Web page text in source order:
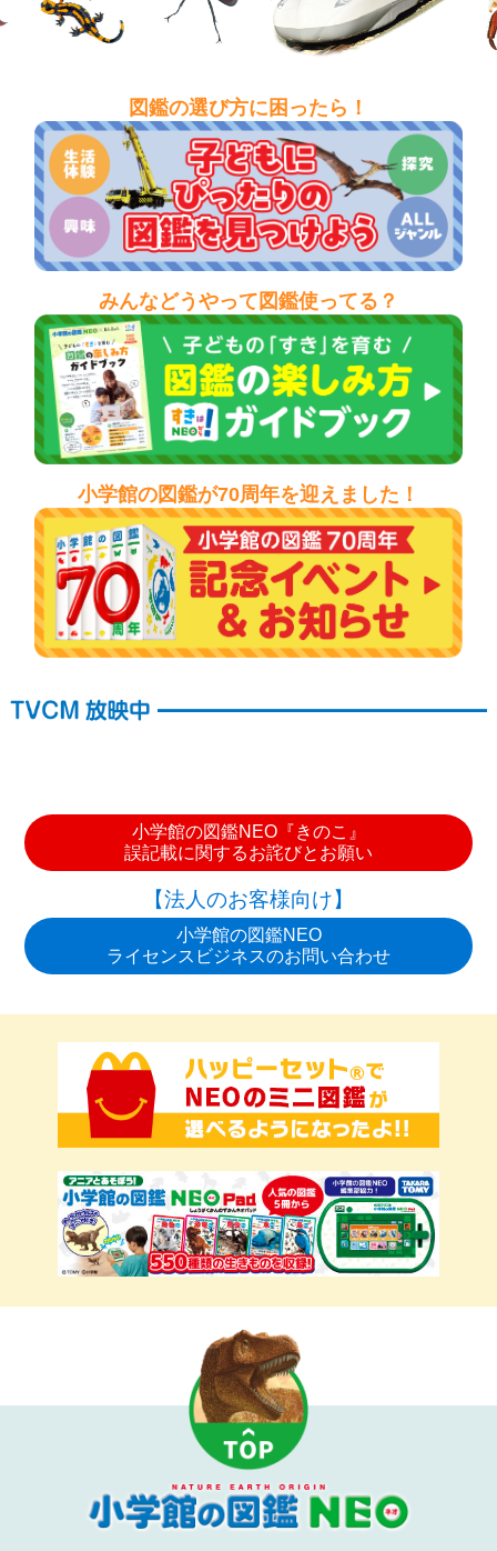
図鑑の選び方に困ったら！
みんなどうやって図鑑使ってる？
小学館の図鑑が70周年を迎えました！
小学館の図鑑NEO『きのこ』
誤記載に関するお詫びとお願い
【法人のお客様向け】
小学館の図鑑NEO
ライセンスビジネスのお問い合わせ